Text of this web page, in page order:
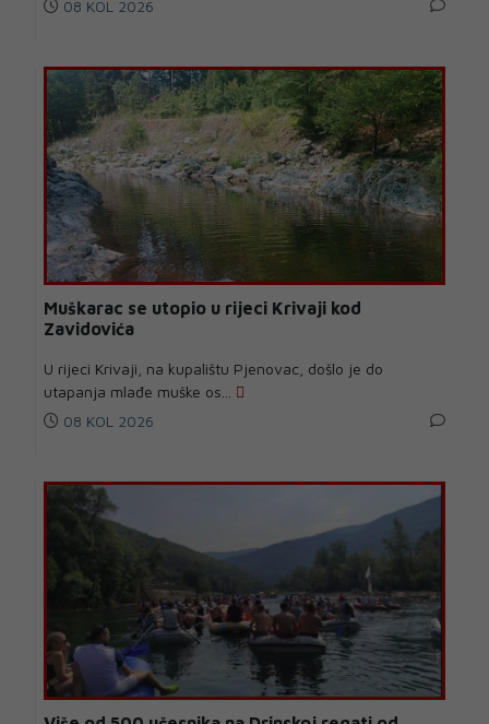
08 KOL 2026
Muškarac se utopio u rijeci Krivaji kod
Zavidovića
U rijeci Krivaji, na kupalištu Pjenovac, došlo je do
utapanja mlađe muške os...
08 KOL 2026